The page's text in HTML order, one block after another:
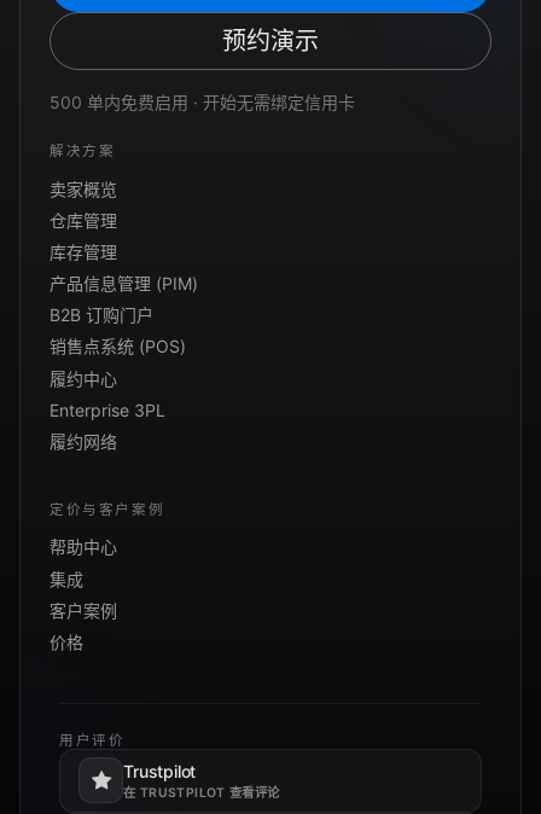
预约演示
500 单内免费启用 · 开始无需绑定信用卡
解决方案
卖家概览
仓库管理
库存管理
产品信息管理 (PIM)
B2B 订购门户
销售点系统 (POS)
履约中心
Enterprise 3PL
履约网络
定价与客户案例
帮助中心
集成
客户案例
价格
用户评价
Trustpilot
在 TRUSTPILOT 查看评论
在新标签页打开。